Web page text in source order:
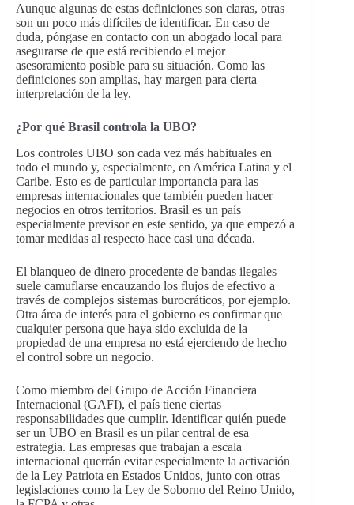
Aunque algunas de estas definiciones son claras, otras
son un poco más difíciles de identificar. En caso de
duda, póngase en contacto con un abogado local para
asegurarse de que está recibiendo el mejor
asesoramiento posible para su situación. Como las
definiciones son amplias, hay margen para cierta
interpretación de la ley.
¿Por qué Brasil controla la UBO?
Los controles UBO son cada vez más habituales en
todo el mundo y, especialmente, en América Latina y el
Caribe. Esto es de particular importancia para las
empresas internacionales que también pueden hacer
negocios en otros territorios. Brasil es un país
especialmente previsor en este sentido, ya que empezó a
tomar medidas al respecto hace casi una década.
El blanqueo de dinero procedente de bandas ilegales
suele camuflarse encauzando los flujos de efectivo a
través de complejos sistemas burocráticos, por ejemplo.
Otra área de interés para el gobierno es confirmar que
cualquier persona que haya sido excluida de la
propiedad de una empresa no está ejerciendo de hecho
el control sobre un negocio.
Como miembro del Grupo de Acción Financiera
Internacional (GAFI), el país tiene ciertas
responsabilidades que cumplir. Identificar quién puede
ser un UBO en Brasil es un pilar central de esa
estrategia. Las empresas que trabajan a escala
internacional querrán evitar especialmente la activación
de la Ley Patriota en Estados Unidos, junto con otras
legislaciones como la Ley de Soborno del Reino Unido,